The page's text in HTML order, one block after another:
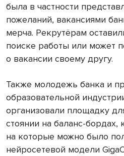
была в частности
пожеланий, вакансиями
мерча. Рекрутёрам
поиске работы или может
о вакансии своему другу.
Также молодежь банка и
образовательной
организовали площадку
стоянии на баланс-бордах,
на которые можно было
нейросетевой модели